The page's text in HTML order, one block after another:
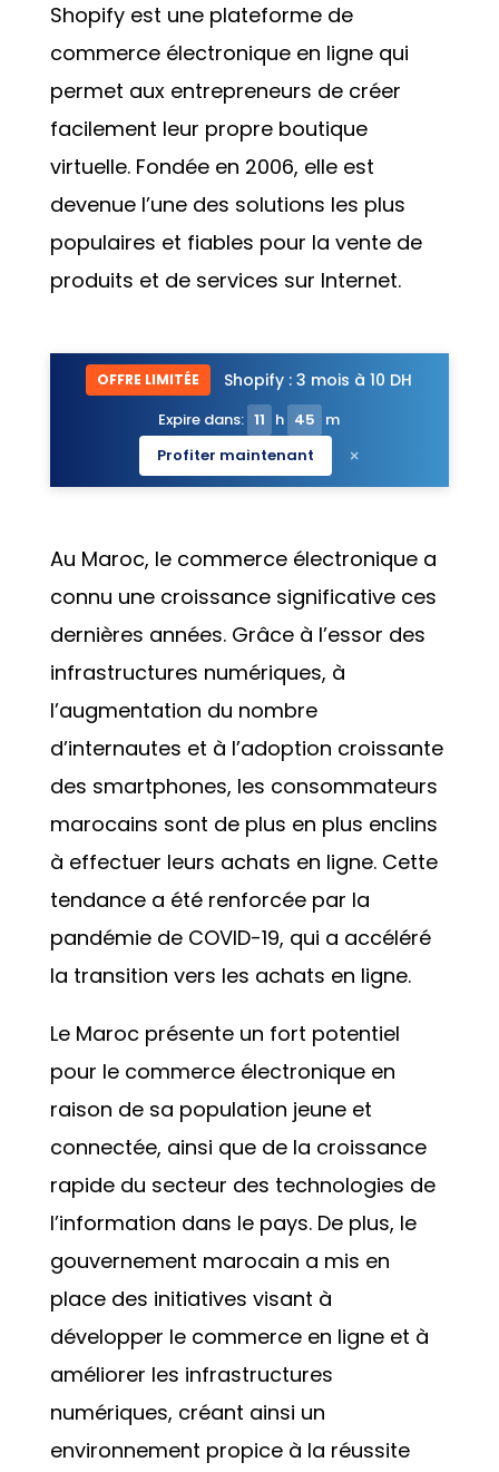
Shopify est une plateforme de
commerce électronique en ligne qui
permet aux entrepreneurs de créer
facilement leur propre boutique
virtuelle. Fondée en 2006, elle est
devenue l’une des solutions les plus
populaires et fiables pour la vente de
produits et de services sur Internet.
OFFRE LIMITÉE Shopify : 3 mois à 10 DH
Expire dans: 11 h 45 m
Profiter maintenant
×
Au Maroc, le commerce électronique a
connu une croissance significative ces
dernières années. Grâce à l’essor des
infrastructures numériques, à
l’augmentation du nombre
d’internautes et à l’adoption croissante
des smartphones, les consommateurs
marocains sont de plus en plus enclins
à effectuer leurs achats en ligne. Cette
tendance a été renforcée par la
pandémie de COVID-19, qui a accéléré
la transition vers les achats en ligne.
Le Maroc présente un fort potentiel
pour le commerce électronique en
raison de sa population jeune et
connectée, ainsi que de la croissance
rapide du secteur des technologies de
l’information dans le pays. De plus, le
gouvernement marocain a mis en
place des initiatives visant à
développer le commerce en ligne et à
améliorer les infrastructures
numériques, créant ainsi un
environnement propice à la réussite